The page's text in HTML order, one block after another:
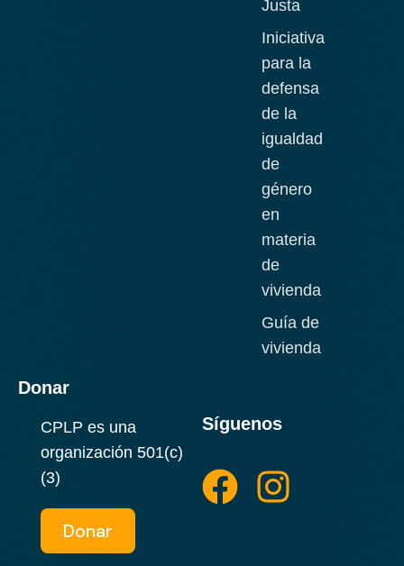
Justa
Iniciativa
para la
defensa
de la
igualdad
de
género
en
materia
de
vivienda
Guía de
vivienda
Donar
CPLP es una
organización 501(c)
(3)
Donar
Síguenos
a
n